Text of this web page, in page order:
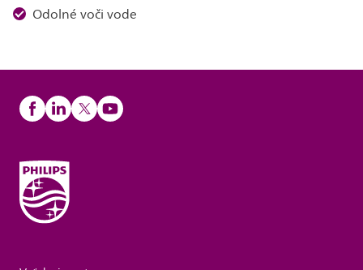
Odolné voči vode